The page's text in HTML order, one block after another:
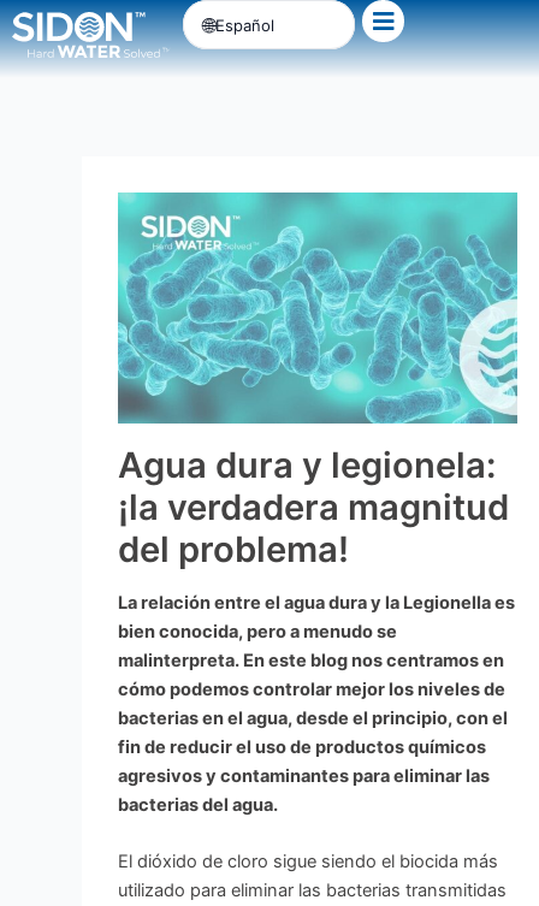
Ir
al
contenido
Español
Agua dura y legionela:
¡la verdadera magnitud
del problema!
La relación entre el agua dura y la Legionella es
bien conocida, pero a menudo se
malinterpreta. En este blog nos centramos en
cómo podemos controlar mejor los niveles de
bacterias en el agua, desde el principio, con el
fin de reducir el uso de productos químicos
agresivos y contaminantes para eliminar las
bacterias del agua.
El dióxido de cloro sigue siendo el biocida más
utilizado para eliminar las bacterias transmitidas